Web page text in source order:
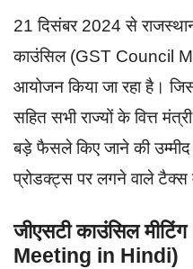
21 दिसंबर 2024 से
काउंसिल (GST Council
आयोजन किया जा रहा है।
सहित सभी राज्यों के वित्त
बड़े फैसले किए जाने की
प्रोडक्ट्स पर लगने वाले टैक्स
जीएसटी काउंसिल
Meeting in Hindi)